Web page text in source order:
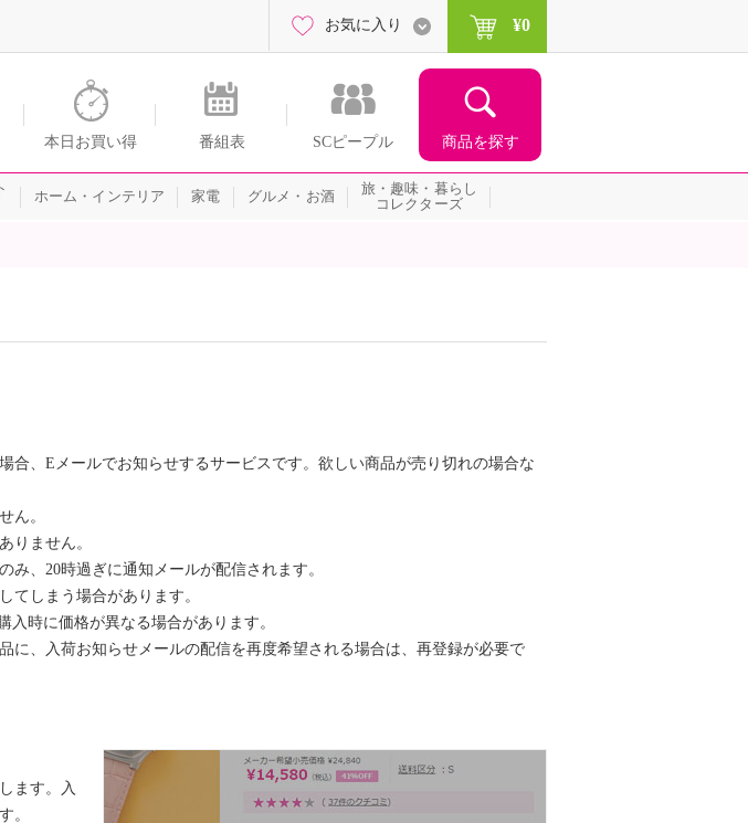
ショップチャンネル
本日お買い得 番組表 SCピープル 商品を探す
お気に入り ¥0
ホーム・インテリア 家電 グルメ・お酒
旅・趣味・暮らし
コレクターズ
合、Eメールでお知らせするサービスです。欲しい商品が売り切れの場合な
ん。
りません。
、20時過ぎに通知メールが配信されます。
てしまう場合があります。
時に価格が異なる場合があります。
に、入荷お知らせメールの配信を再度希望される場合は、再登録が必要で
ます。入
。